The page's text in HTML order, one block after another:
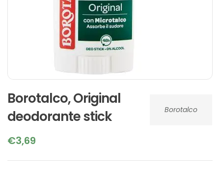
Borotalco
Borotalco, Original
deodorante stick
€3,69